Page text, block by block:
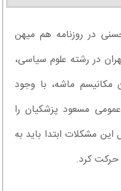
در روزنامه هم میهن
در رشته علوم سیاسی،
ماشه، با وجود
مسعود پزشکیان را
مشکلات ابتدا باید به
کرد.